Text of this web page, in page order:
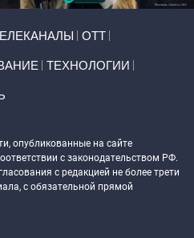
ОТТ
ТЕХНОЛОГИИ
опубликованные на сайте
с законодательством РФ.
с редакцией не более трети
с обязательной прямой